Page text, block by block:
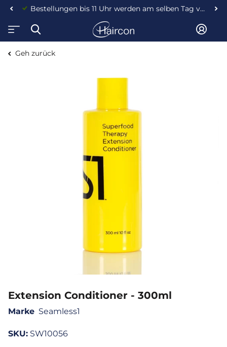
Bestellungen bis 11 Uhr werden am selben Tag versendet!
Geh zurück
Extension Conditioner - 300ml
Marke Seamless1
SKU: SW10056